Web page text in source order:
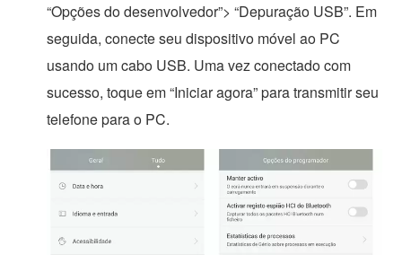
“Opções do desenvolvedor”> “Depuração USB”. Em
seguida, conecte seu dispositivo móvel ao PC
usando um cabo USB. Uma vez conectado com
sucesso, toque em “Iniciar agora” para transmitir seu
telefone para o PC.